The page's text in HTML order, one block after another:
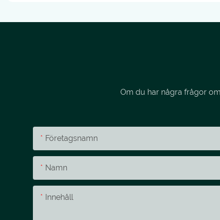
Om du har några frågor
Företagsnamn
Namn
Innehåll